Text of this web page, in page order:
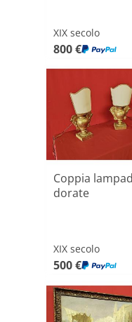
XIX secolo
800 €
Coppia
dorate
XIX secolo
500 €